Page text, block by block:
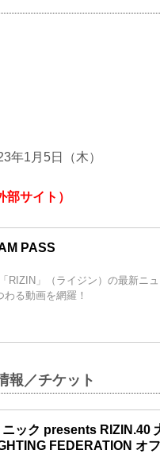
年1月5日（木）
サイト）
PASS
RIZIN」（ライジン）の最新ニ
る動画を網羅！
報／チケット
ック presents RIZIN.40
FEDERATION オ